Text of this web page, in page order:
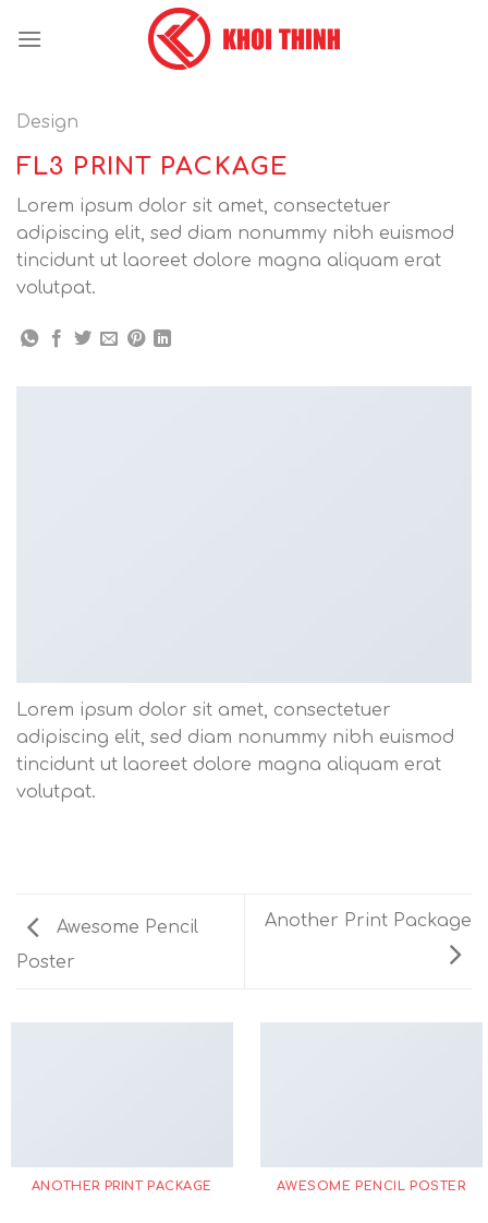
Design
FL3 PRINT PACKAGE
Lorem ipsum dolor sit amet, consectetuer
adipiscing elit, sed diam nonummy nibh euismod
tincidunt ut laoreet dolore magna aliquam erat
volutpat.
Lorem ipsum dolor sit amet, consectetuer
adipiscing elit, sed diam nonummy nibh euismod
tincidunt ut laoreet dolore magna aliquam erat
volutpat.
Awesome Pencil
Poster
Another Print Package
ANOTHER PRINT PACKAGE AWESOME PENCIL POSTER